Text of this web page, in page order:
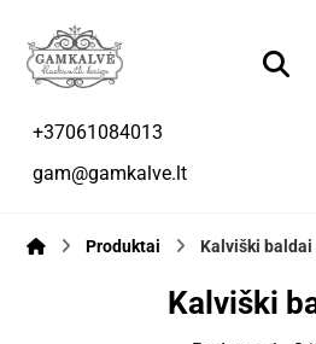
+37061084013
gam@gamkalve.lt
Produktai Kalviški baldai
Kalviški